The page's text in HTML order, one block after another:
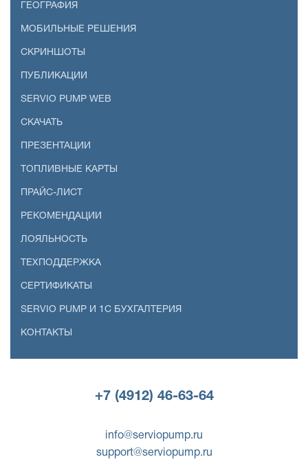
ГЕОГРАФИЯ
МОБИЛЬНЫЕ РЕШЕНИЯ
СКРИНШОТЫ
ПУБЛИКАЦИИ
SERVIO PUMP WEB
СКАЧАТЬ
ПРЕЗЕНТАЦИИ
ТОПЛИВНЫЕ КАРТЫ
ПРАЙС-ЛИСТ
РЕКОМЕНДАЦИИ
ЛОЯЛЬНОСТЬ
ТЕХПОДДЕРЖКА
СЕРТИФИКАТЫ
SERVIO PUMP И 1С БУХГАЛТЕРИЯ
КОНТАКТЫ
+7 (4912) 46-63-64
info@serviopump.ru
support@serviopump.ru